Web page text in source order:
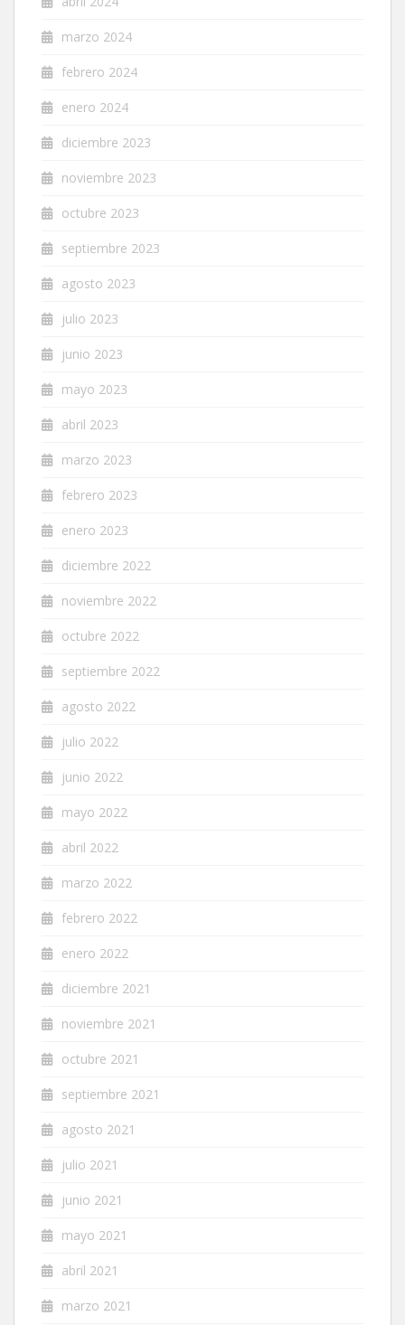
marzo 2024
febrero 2024
enero 2024
diciembre 2023
noviembre 2023
octubre 2023
septiembre 2023
agosto 2023
julio 2023
junio 2023
mayo 2023
abril 2023
marzo 2023
febrero 2023
enero 2023
diciembre 2022
noviembre 2022
octubre 2022
septiembre 2022
agosto 2022
julio 2022
junio 2022
mayo 2022
abril 2022
marzo 2022
febrero 2022
enero 2022
diciembre 2021
noviembre 2021
octubre 2021
septiembre 2021
agosto 2021
julio 2021
junio 2021
mayo 2021
abril 2021
marzo 2021